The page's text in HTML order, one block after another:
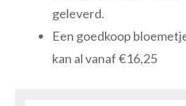
geleverd.
Een goedkoop
kan al vanaf €16,25